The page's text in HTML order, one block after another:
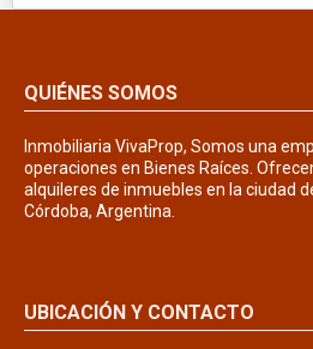
QUIÉNES SOMOS
Inmobiliaria VivaProp, Somos una
operaciones en Bienes Raíces.
alquileres de inmuebles en la ciudad
Córdoba, Argentina.
UBICACIÓN Y CONTACTO